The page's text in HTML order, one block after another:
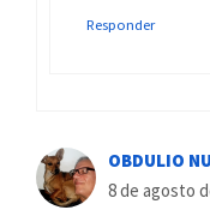
Responder
OBDULIO
8 de agosto